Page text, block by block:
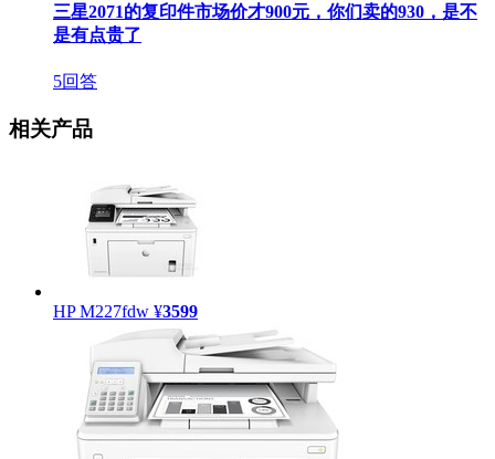
三星2071的复印件市场价才900元，你们卖的930，是不
是有点贵了
5回答
相关产品
HP M227fdw ¥3599